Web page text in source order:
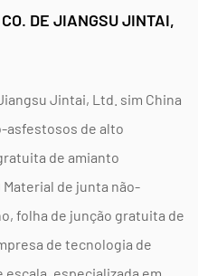
de Hazard da EPA
no 1907/2006
DE JIANGSU JINTAI,
Jintai, Ltd. sim China
asfestosos de alto
de amianto
Material de junta não-
folha de junção gratuita de
de tecnologia de